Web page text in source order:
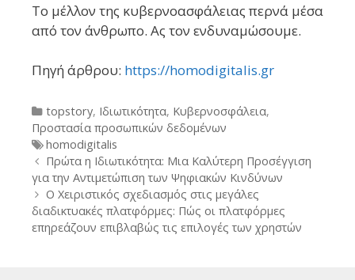
Το μέλλον της κυβερνοασφάλειας περνά μέσα
από τον άνθρωπο. Ας τον ενδυναμώσουμε.
Πηγή άρθρου: https://homodigitalis.gr
Categories
topstory, Ιδιωτικότητα, Κυβερνοσφάλεια,
Προστασία προσωπικών δεδομένων
Tags
homodigitalis
Post
navigation
Πρώτα η Ιδιωτικότητα: Μια Καλύτερη Προσέγγιση
για την Αντιμετώπιση των Ψηφιακών Κινδύνων
Ο Χειριστικός σχεδιασμός στις μεγάλες
διαδικτυακές πλατφόρμες: Πώς οι πλατφόρμες
επηρεάζουν επιβλαβώς τις επιλογές των χρηστών